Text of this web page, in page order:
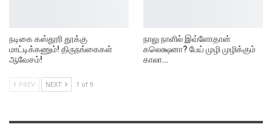
நடிகை கஸ்தூரி தூக்கு
மாட்டிக்கணும்! திருநங்கைகள்
ஆவேசம்!
நாலு நாளில் இவ்ளோதான்
கலெக்ஷனா? பேய் முழி முழிக்கும்
காலா…
PREV NEXT 1 of 9